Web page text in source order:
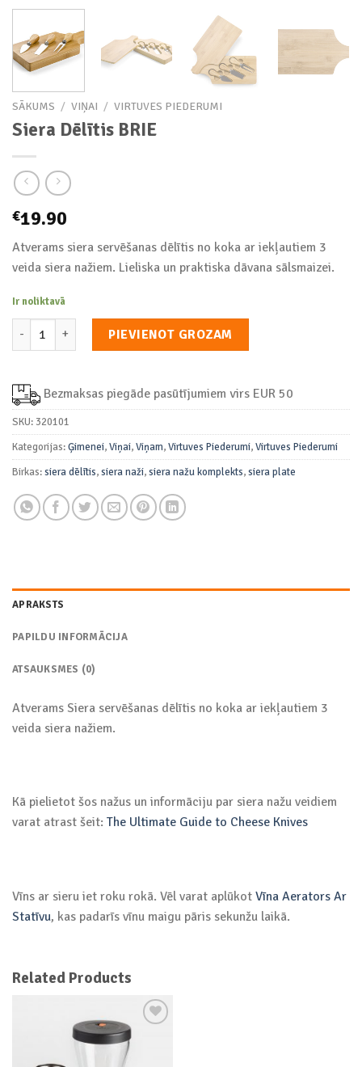
SĀKUMS / VIŅAI / VIRTUVES PIEDERUMI
Siera Dēlītis BRIE
€19.90
Atverams siera servēšanas dēlītis no koka ar iekļautiem 3
veida siera nažiem. Lieliska un praktiska dāvana sālsmaizei.
Ir noliktavā
Siera Dēlītis BRIE daudzumsPIEVIENOT GROZAM
Bezmaksas piegāde pasūtījumiem virs EUR 50
SKU: 320101
Kategorijas:Ģimenei,Viņai,Viņam,Virtuves Piederumi,Virtuves Piederumi
Birkas:siera dēlītis,siera naži,siera nažu komplekts,siera plate
APRAKSTS
PAPILDU INFORMĀCIJA
ATSAUKSMES (0)
Atverams Siera servēšanas dēlītis no koka ar iekļautiem 3
veida siera nažiem.
Kā pielietot šos nažus un informāciju par siera nažu veidiem
varat atrast šeit: The Ultimate Guide to Cheese Knives
Vīns ar sieru iet roku rokā. Vēl varat aplūkot Vīna Aerators Ar
Statīvu, kas padarīs vīnu maigu pāris sekunžu laikā.
Related Products